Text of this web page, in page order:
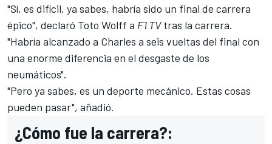
"Sí, es difícil, ya sabes, habría sido un final de carrera
épico", declaró Toto Wolff a F1 TVtras la carrera.
"Habría alcanzado a Charles a seis vueltas del final con
una enorme diferencia en el desgaste de los
neumáticos".
"Pero ya sabes, es un deporte mecánico. Estas cosas
pueden pasar", añadió.
¿Cómo fue la carrera?: